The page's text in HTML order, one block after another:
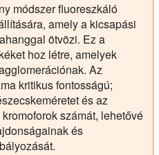
módszer fluoreszkáló
amely a kicsapási
ötvözi. Ez a
hoz létre, amelyek
Az
kritikus fontosságú;
és az
számát, lehetővé
és